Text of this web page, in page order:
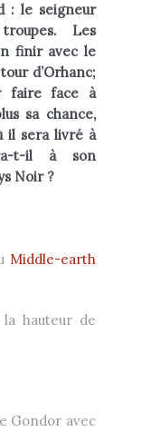
: le seigneur
Les
finir avec le
d’Orhanc;
faire face à
sa chance,
il sera livré à
t-il à son
Noir ?
Middle-earth
hauteur de
Gondor avec